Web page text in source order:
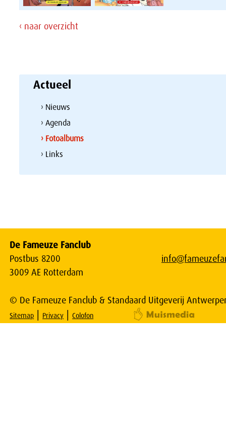
‹ naar overzicht
Actueel
› Nieuws
› Agenda
› Fotoalbums
› Links
De Fameuze Fanclub
Postbus 8200
3009 AE Rotterdam
© De Fameuze Fanclub & Standaard Uitgeverij
Sitemap | Privacy |Colofon